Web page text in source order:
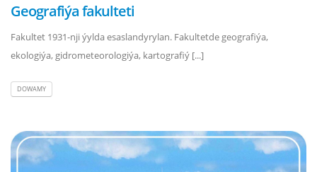
Geografiýa fakulteti
Fakultet 1931-nji ýylda esaslandyrylan. Fakultetde geografiýa,
ekologiýa, gidrometeorologiýa, kartografiý [...]
DOWAMY